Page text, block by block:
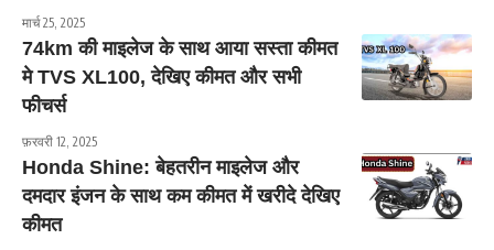
मार्च 25, 2025
74km की माइलेज के साथ आया सस्ता कीमत
मे TVS XL100, देखिए कीमत और सभी
फीचर्स
फ़रवरी 12, 2025
Honda Shine: बेहतरीन माइलेज और
दमदार इंजन के साथ कम कीमत में खरीदे देखिए
कीमत